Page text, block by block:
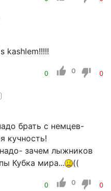
kashlem!!!!!
0 0 0
брать с немцев-
кучность!
зачем лыжников
Кубка мира...
((
0 0 0